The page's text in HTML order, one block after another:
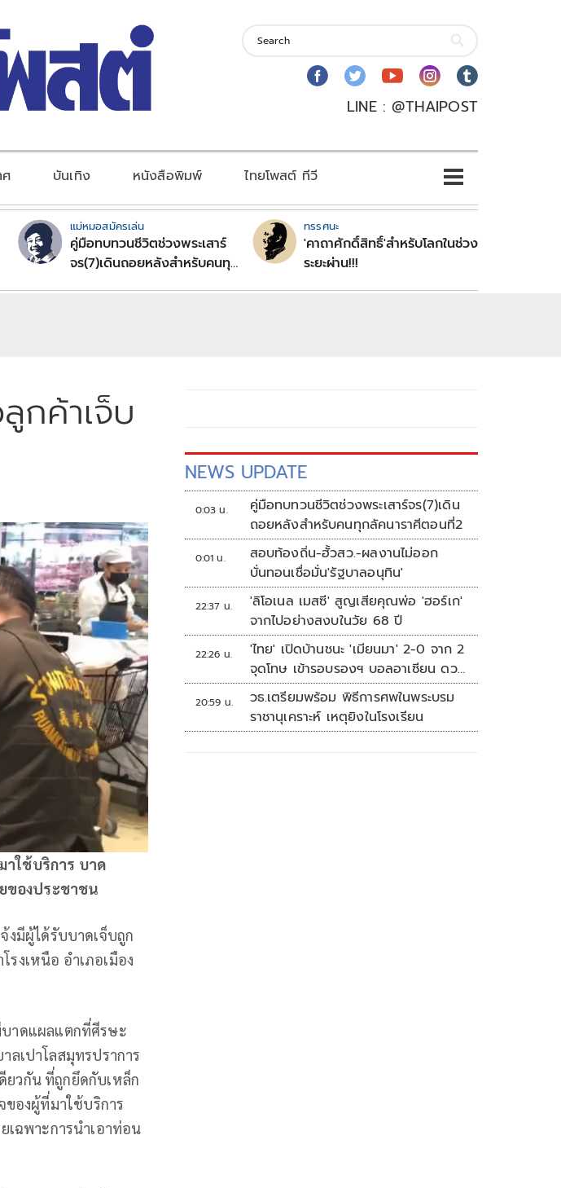
LINE : @THAIPOST
ศ บันเทิง หนังสือพิมพ์ ไทยโพสต์ ทีวี
แม่หมอสมัครเล่น
คู่มือทบทวนชีวิตช่วงพระเสาร์
จร(7)เดินถอยหลังสำหรับคนทุก
ทรรศนะ
'คาถาศักดิ์สิทธิ์'สำหรับโลกในช่วง
ระยะผ่าน!!!
กค้าเจ็บ
ใช้บริการ บาด
ของประชาชน
งมีผู้ได้รับบาดเจ็บถูก
งเหนือ อำเภอเมือง
บาดแผลแตกที่ศีรษะ
ลเปาโลสมุทรปราการ
วกัน ที่ถูกยึดกับเหล็ก
ของผู้ที่มาใช้บริการ
เฉพาะการนำเอาท่อน
NEWS UPDATE
0:03 น.
คู่มือทบทวนชีวิตช่วงพระเสาร์จร(7)เดิน
ถอยหลังสำหรับคนทุกลัคนาราศีตอนที่2
0:01 น.
สอบท้องถิ่น-ฮั้วสว.-ผลงานไม่ออก
บั่นทอนเชื่อมั่น'รัฐบาลอนุทิน'
22:37 น.
'ลิโอเนล เมสซี' สูญเสียคุณพ่อ 'ฮอร์เก'
จากไปอย่างสงบในวัย 68 ปี
22:26 น.
'ไทย' เปิดบ้านชนะ 'เมียนมา' 2-0 จาก 2
จุดโทษ เข้ารอบรองฯ บอลอาเซียน ดวล
'สิงคโปร์'
20:59 น.
วธ.เตรียมพร้อม พิธีการศพในพระบรม
ราชานุเคราะห์ เหตุยิงในโรงเรียน